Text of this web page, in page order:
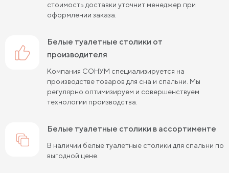
стоимость доставки уточнит менеджер при
оформлении заказа.
белые туалетные столики от
производителя
Компания СОНУМ специализируется на
производстве товаров для сна и спальни. Мы
регулярно оптимизируем и совершенствуем
технологии производства.
белые туалетные столики в ассортименте
В наличии белые туалетные столики для спальни по
выгодной цене.